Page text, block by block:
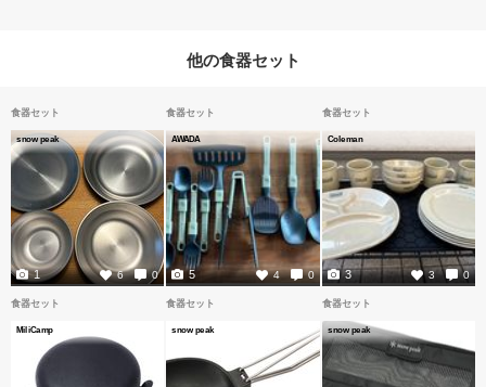
他の食器セット
食器セット
snow peak
6 0
1
食器セット
AWADA
4 0
5
食器セット
Coleman
3 0
3
食器セット
MiliCamp
食器セット
snow peak
食器セット
snow peak